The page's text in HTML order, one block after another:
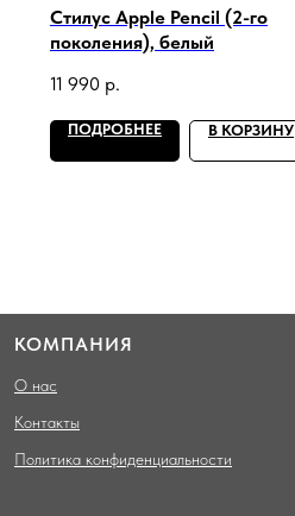
Стилус Apple Pencil (2-го
поколения), белый
11 990 р.
ПОДРОБНЕЕ В КОРЗИНУ
КОМПАНИЯ
О нас
Контакты
Политика конфиденциальности